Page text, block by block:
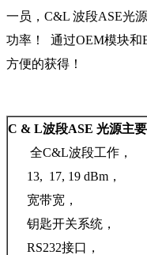
一员，C&L 波段ASE光
功率！ 通过OEM模块和
方便的获得！
C & L波段ASE 光源主要
全C&L波段工作，
13, 17, 19 dBm，
宽带宽，
钥匙开关系统，
RS232接口，